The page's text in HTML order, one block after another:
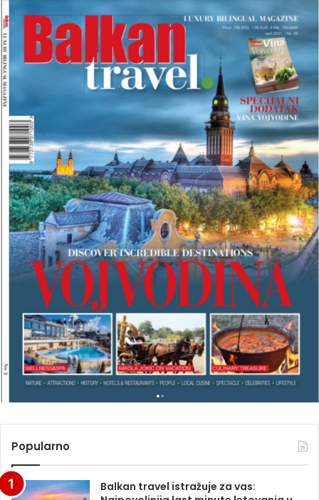
B
R
O
J
B
A
L
A
Popularno
Balkan travel istražuje za vas: